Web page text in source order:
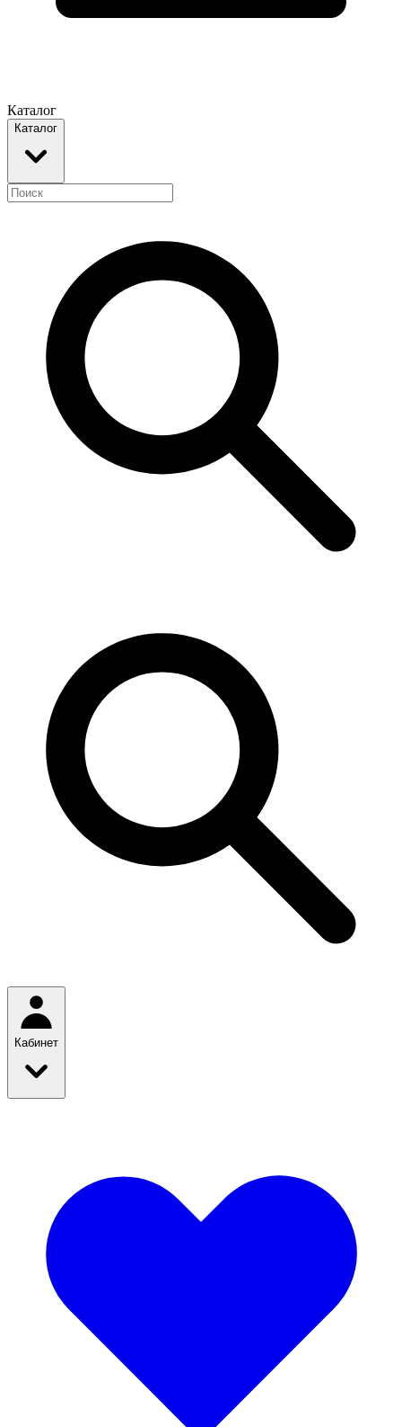
Каталог
Каталог
Кабинет